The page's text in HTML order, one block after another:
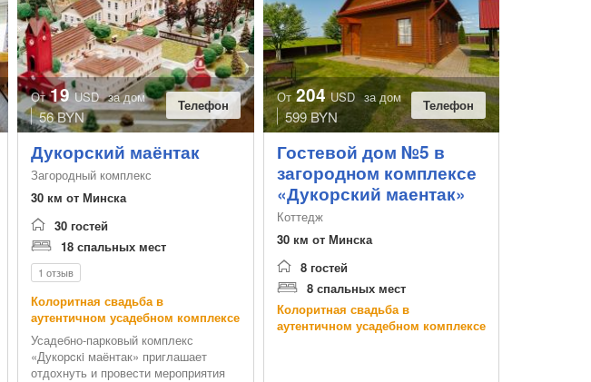
От 19USD за дом
56 BYN
Телефон
Дукорский маёнтак
Загородный комплекс
30 км от Минска
30 гостей
18 спальных мест
1 отзыв
Колоритная свадьба в
аутентичном усадебном комплексе
Усадебно-парковый комплекс
«Дукорcкi маёнтак» приглашает
отдохнуть и провести мероприятия
От 204USD за дом
599 BYN
Телефон
Гостевой дом №5 в
загородном комплексе
«Дукорский маентак»
Коттедж
30 км от Минска
8 гостей
8 спальных мест
Колоритная свадьба в
аутентичном усадебном комплексе